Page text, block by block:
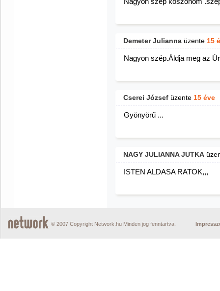
Demeter Julianna üzente 15
Nagyon szép.Áldja meg az
Cserei József üzente 15 éve
Gyönyörű ...
NAGY JULIANNA JUTKA
ISTEN ALDASA RATOK,,,
© 2007 Copyright Network.hu Minden jog fenntartva.